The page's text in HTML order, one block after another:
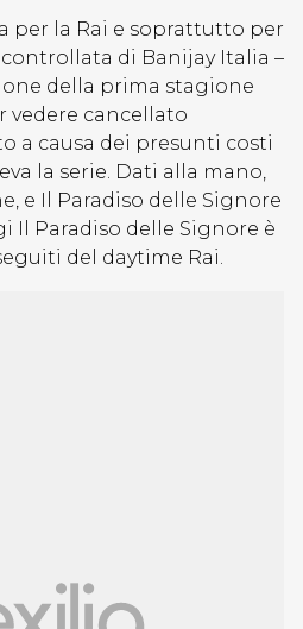
per la Rai e soprattutto per
controllata di Banijay Italia –
della prima stagione
vedere cancellato
a causa dei presunti costi
la serie. Dati alla mano,
e Il Paradiso delle Signore
Il Paradiso delle Signore è
del daytime Rai.